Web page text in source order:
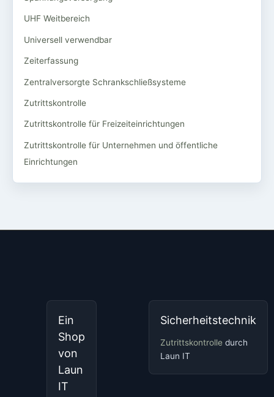
UHF Weitbereich
Universell verwendbar
Zeiterfassung
Zentralversorgte Schrankschließsysteme
Zutrittskontrolle
Zutrittskontrolle für Freizeiteinrichtungen
Zutrittskontrolle für Unternehmen und öffentliche
Einrichtungen
Ein
Shop
von
Laun
IT
Sicherheitstechnik
Zutrittskontrolle durch
Laun IT